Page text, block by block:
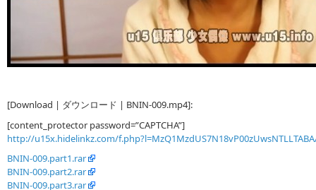
[Download | ダウンロード | BNIN-009.mp4]:
[content_protector password=”CAPTCHA”]
http://u15x.hidelinkz.com/
BNIN-009.part1.rar
BNIN-009.part2.rar
BNIN-009.part3.rar